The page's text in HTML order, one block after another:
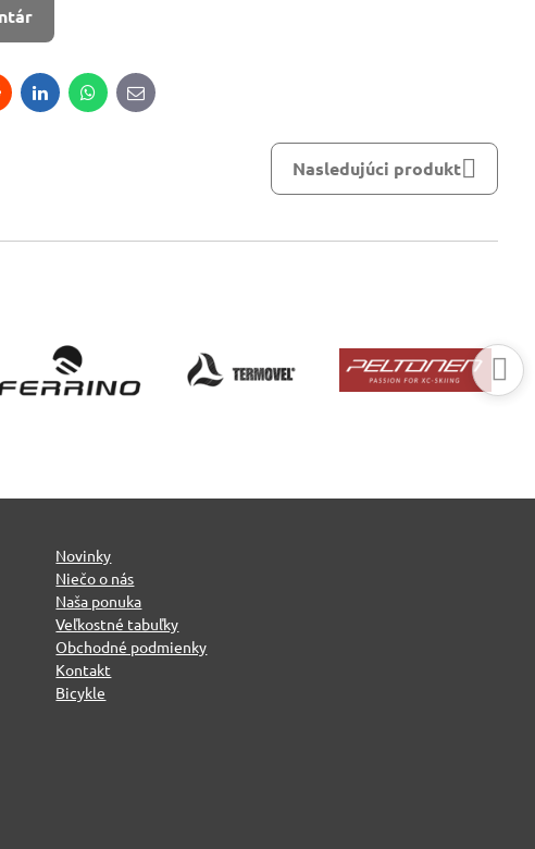
LinkedInWhatsApp
E-
mail
Nasledujúci produkt
Novinky
Niečo o nás
Naša ponuka
Veľkostné tabuľky
Obchodné podmienky
Kontakt
Bicykle